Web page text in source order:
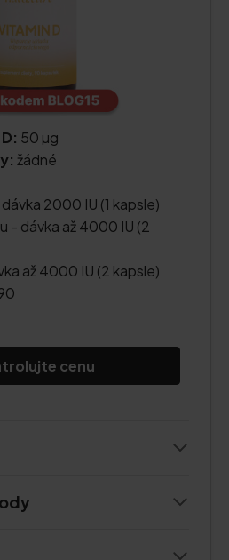
50 µg
žádné
2000 IU (1 kapsle)
- dávka až 4000 IU (2
až 4000 IU (2 kapsle)
cenu